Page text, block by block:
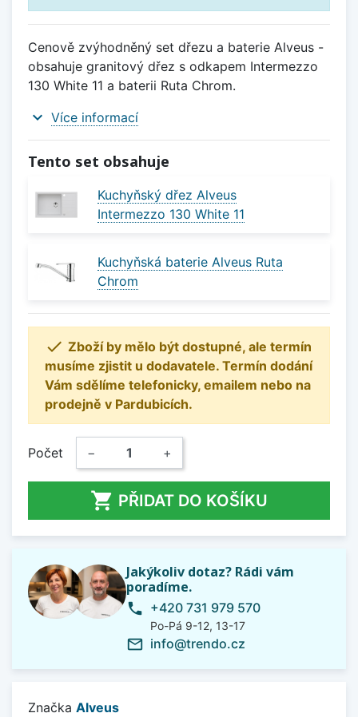
Cenově zvýhodněný set dřezu a baterie Alveus -
obsahuje granitový dřez s odkapem Intermezzo
130 White 11 a baterii Ruta Chrom.
expand_more Více informací
Tento set obsahuje
Kuchyňský dřez Alveus
Intermezzo 130 White 11
Kuchyňská baterie Alveus Ruta
Chrom
 Zboží by mělo být dostupné, ale termín
musíme zjistit u dodavatele. Termín dodání
Vám sdělíme telefonicky, emailem nebo na
prodejně v Pardubicích.
Počet − +
 PŘIDAT DO KOŠÍKU
Jakýkoliv dotaz? Rádi vám
poradíme.
phone +420 731 979 570
Po-Pá 9-12, 13-17
mail_outline info@trendo.cz
Značka Alveus